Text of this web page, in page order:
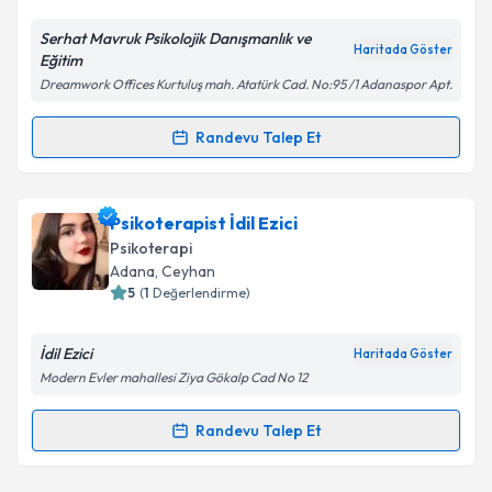
Kişisel verilerimin işlenmesine ilişkin
Aydınlatma
kapsamda işlenmesini kabul ediyorum.
Takvim Talebini Gönder
Serhat Mavruk Psikolojik Danışmanlık ve
Eğitim
Haritada Göster
Dreamwork Offices Kurtuluş mah. Atatürk Cad. No:95 /1 Adanaspor Apt.
Randevu Talep Et
Randevu Takvimi Talebi
Psk. Dan. Serhat Mavrukiçin randevu takvimi talebi
oluşturun. Size bu uzmandan randevu almanız için bir
takvim hazırlandığında e-posta ile bilgilendireceğiz.
Kişisel verilerimin işlenmesine ilişkinAydınlatma
'ni okudum ve kişisel verilerimin belirtilen
Psikoterapist İdil Ezici
Psikoterapi
Adana, Ceyhan
5 (1 Değerlendirme)
İdil Ezici Haritada Göster
Modern Evler mahallesi Ziya Gökalp Cad No 12
Randevu Talep Et
Randevu Takvimi Talebi